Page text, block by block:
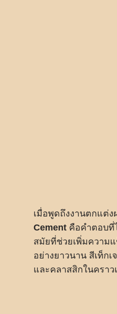
เมื่อพูดถึงงานตกแต่
Cement คือคำตอบที่
สมัยที่ช่วยเพิ่มความ
อย่างยาวนาน สีเท็ก
และคลาสสิกในคราว